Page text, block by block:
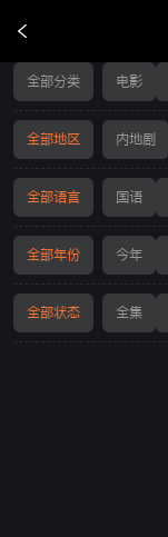
电影列表
全部分类 电影
全部地区 内地剧
全部语言 国语
全部年份 今年
全部状态 全集